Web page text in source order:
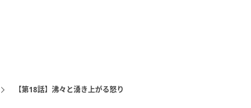
【第18話】沸々と湧き上がる怒り